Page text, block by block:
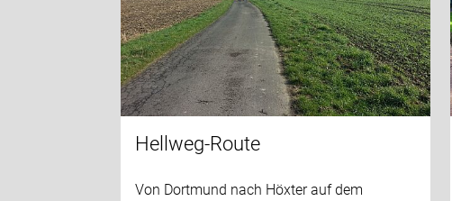
Hellweg-Route
Von Dortmund nach Höxter auf dem